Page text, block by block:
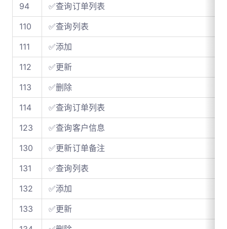
94
✅查询订单列表
110
✅查询列表
111
✅添加
112
✅更新
113
✅删除
114
✅查询订单列表
123
✅查询客户信息
130
✅更新订单备注
131
✅查询列表
132
✅添加
133
✅更新